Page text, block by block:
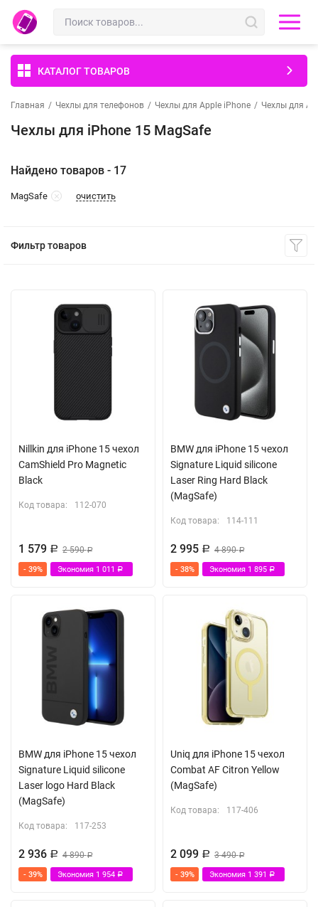
КАТАЛОГ ТОВАРОВ
Главная / Чехлы для телефонов / Чехлы для Apple iPhone / Чехлы для
Чехлы для iPhone 15 MagSafe
Найдено товаров - 17
MagSafe очистить
Фильтр товаров
Nillkin для iPhone 15 чехол
CamShield Pro Magnetic
Black
Код товара: 112-070
1 579 Р 2 590Р
- 39% Экономия 1 011 Р
BMW для iPhone 15 чехол
Signature Liquid silicone
Laser Ring Hard Black
(MagSafe)
Код товара: 114-111
2 995 Р 4 890Р
- 38% Экономия 1 895 Р
BMW для iPhone 15 чехол
Signature Liquid silicone
Laser logo Hard Black
(MagSafe)
Код товара: 117-253
2 936 Р 4 890Р
- 39% Экономия 1 954 Р
Uniq для iPhone 15 чехол
Combat AF Citron Yellow
(MagSafe)
Код товара: 117-406
2 099 Р 3 490Р
- 39% Экономия 1 391 Р